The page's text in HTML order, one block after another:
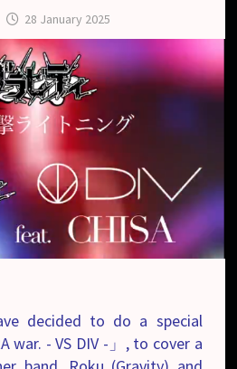
28 January 2025
decided to do a special
war. - VS DIV -」, to cover a